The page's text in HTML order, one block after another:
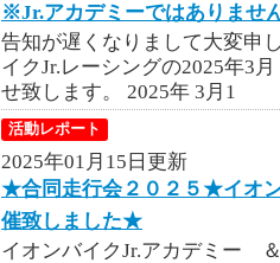
※Jr.アカデミーではありませ
告知が遅くなりまして大変申
イクJr.レーシングの2025年3
せ致します。 2025年 3月1
活動レポート
2025年01月15日更新
★合同走行会２０２５★イオ
催致しました★
イオンバイクJr.アカデミ